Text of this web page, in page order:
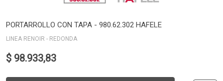
PORTARROLLO CON TAPA - 980.62.302 HAFELE
LINEA RENOIR - REDONDA
$ 98.933,83